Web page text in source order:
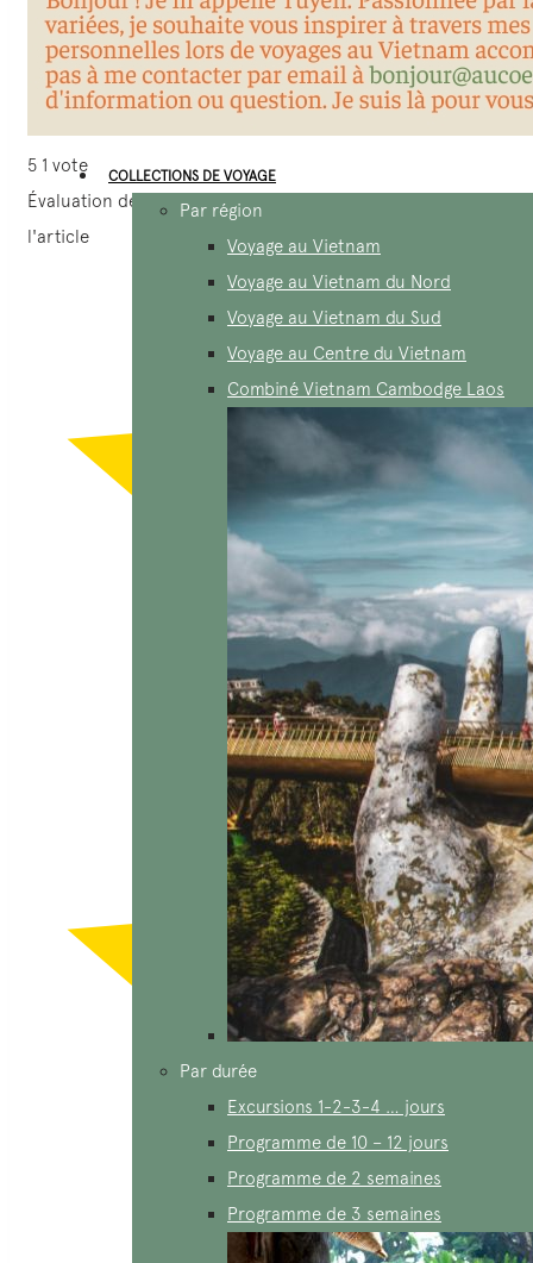
COLLECTIONS DE VOYAGE
Par région
Voyage au Vietnam
Voyage au Vietnam du Nord
Voyage au Vietnam du Sud
Voyage au Centre du Vietnam
Combiné Vietnam Cambodge Laos
Par durée
Excursions 1-2-3-4 … jours
Programme de 10 – 12 jours
Programme de 2 semaines
Programme de 3 semaines
5 1 vote
Évaluation de
l'article